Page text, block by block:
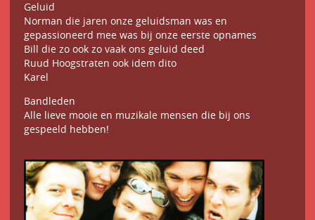
Geluid
Norman die jaren onze geluidsman was en
gepassioneerd mee was bij onze eerste opnames
Bill die zo ook zo vaak ons geluid deed
Ruud Hoogstraten ook idem dito
Karel
Bandleden
Alle lieve mooie en muzikale mensen die bij ons
gespeeld hebben!